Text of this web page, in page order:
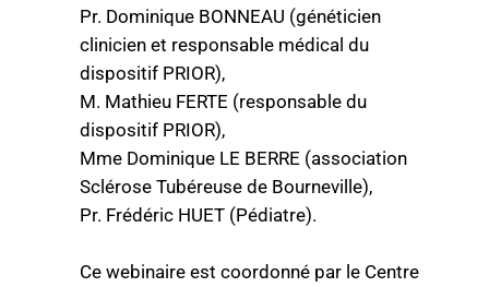
Pr. Dominique BONNEAU (généticien
clinicien et responsable médical du
dispositif PRIOR),
M. Mathieu FERTE (responsable du
dispositif PRIOR),
Mme Dominique LE BERRE (association
Sclérose Tubéreuse de Bourneville),
Pr. Frédéric HUET (Pédiatre).
Ce webinaire est coordonné par le Centre